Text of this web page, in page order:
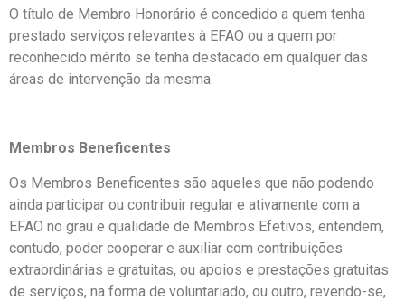
O título de Membro Honorário é concedido a quem tenha
prestado serviços relevantes à EFAO ou a quem por
reconhecido mérito se tenha destacado em qualquer das
áreas de intervenção da mesma.
Membros Beneficentes
Os Membros Beneficentes são aqueles que não podendo
ainda participar ou contribuir regular e ativamente com a
EFAO no grau e qualidade de Membros Efetivos, entendem,
contudo, poder cooperar e auxiliar com contribuições
extraordinárias e gratuitas, ou apoios e prestações gratuitas
de serviços, na forma de voluntariado, ou outro, revendo-se,